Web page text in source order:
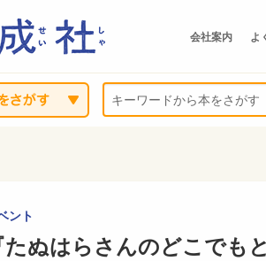
会社案内 よ
ント
たぬはらさんのどこでも